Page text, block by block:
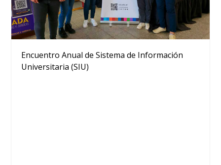
Encuentro Anual de Sistema de Información
Universitaria (SIU)